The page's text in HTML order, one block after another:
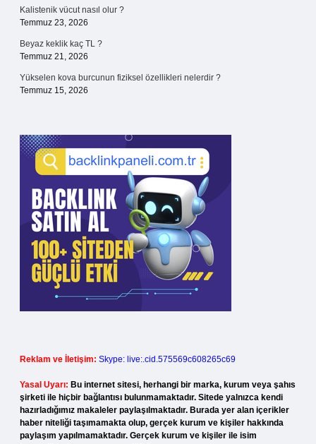
Kalistenik vücut nasıl olur ?
Temmuz 23, 2026
Beyaz keklik kaç TL ?
Temmuz 21, 2026
Yükselen kova burcunun fiziksel özellikleri nelerdir ?
Temmuz 15, 2026
Reklam ve İletişim: Skype: live:.cid.575569c608265c69
Yasal Uyarı: Bu internet sitesi, herhangi bir marka, kurum veya şahıs
şirketi ile hiçbir bağlantısı bulunmamaktadır. Sitede yalnızca kendi
hazırladığımız makaleler paylaşılmaktadır. Burada yer alan içerikler
haber niteliği taşımamakta olup, gerçek kurum ve kişiler hakkında
paylaşım yapılmamaktadır. Gerçek kurum ve kişiler ile isim